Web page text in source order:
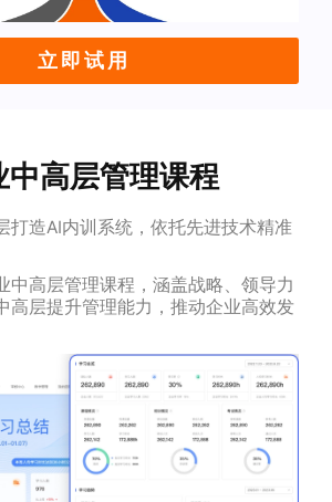
立即试用
中高层管理课程
打造AI内训系统，依托先进技术精准
中高层管理课程，涵盖战略、领导力
高层提升管理能力，推动企业高效发